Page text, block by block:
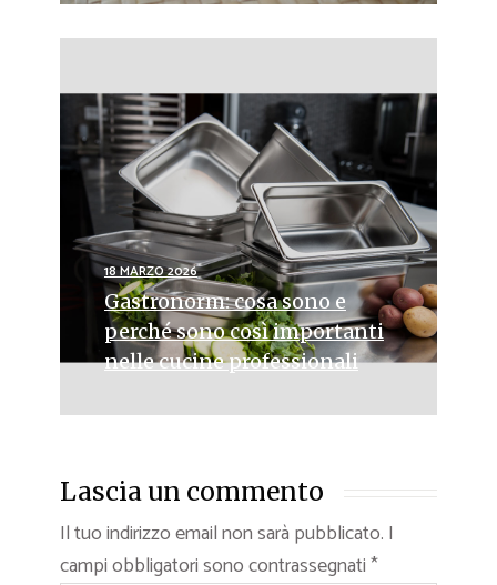
18 MARZO 2026
Gastronorm: cosa sono e
perché sono così importanti
nelle cucine professionali
Lascia un commento
Il tuo indirizzo email non sarà pubblicato. I
campi obbligatori sono contrassegnati*